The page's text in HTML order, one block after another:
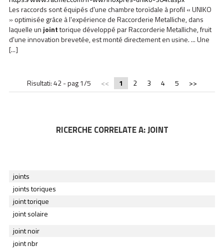
Les raccords sont équipés d'une chambre toroïdale à profil « UNIKO
» optimisée grâce à l'expérience de Raccorderie Metalliche, dans
laquelle un jointtorique développé par Raccorderie Metalliche, fruit
d'une innovation brevetée, est monté directement en usine. ... Une
[...]
Risultati: 42 - pag 1/5 << 1 2 3 4 5 >>
RICERCHE CORRELATE A:JOINT
joints
joints toriques
joint torique
joint solaire
joint noir
joint nbr